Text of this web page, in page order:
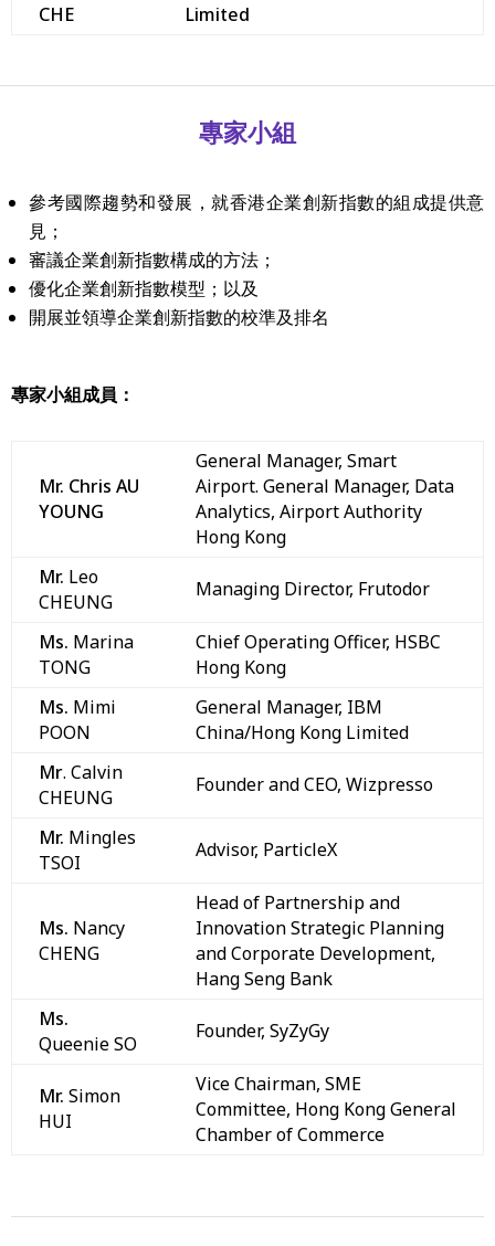
CHE
Limited
專家小組
參考國際趨勢和發展，就香港企業創新指數的組成提供意
見；
審議企業創新指數構成的方法；
優化企業創新指數模型；以及
開展並領導企業創新指數的校準及排名
專家小組成員：
Mr. Chris AU
YOUNG
General Manager, Smart
Airport. General Manager, Data
Analytics, Airport Authority
Hong Kong
Mr. Leo
CHEUNG
Managing Director, Frutodor
Ms. Marina
TONG
Chief Operating Officer, HSBC
Hong Kong
Ms. Mimi
POON
General Manager, IBM
China/Hong Kong Limited
Mr. Calvin
CHEUNG
Founder and CEO, Wizpresso
Mr. Mingles
TSOI
Advisor, ParticleX
Ms. Nancy
CHENG
Head of Partnership and
Innovation Strategic Planning
and Corporate Development,
Hang Seng Bank
Ms.
Queenie SO
Founder, SyZyGy
Mr. Simon
HUI
Vice Chairman, SME
Committee, Hong Kong General
Chamber of Commerce